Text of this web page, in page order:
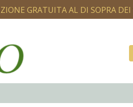
GRATUITA AL DI SOPRA DEI